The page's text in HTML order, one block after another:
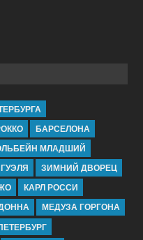
БАРСЕЛОНА
МЛАДШИЙ
ЗИМНИЙ ДВОРЕЦ
КАРЛ РОССИ
МЕДУЗА ГОРГОНА